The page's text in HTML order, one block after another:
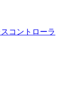
コントローラ